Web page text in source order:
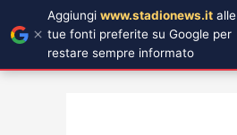
Aggiungi www.stadionews.it alle
tue fonti preferite su Google per
restare sempre informato